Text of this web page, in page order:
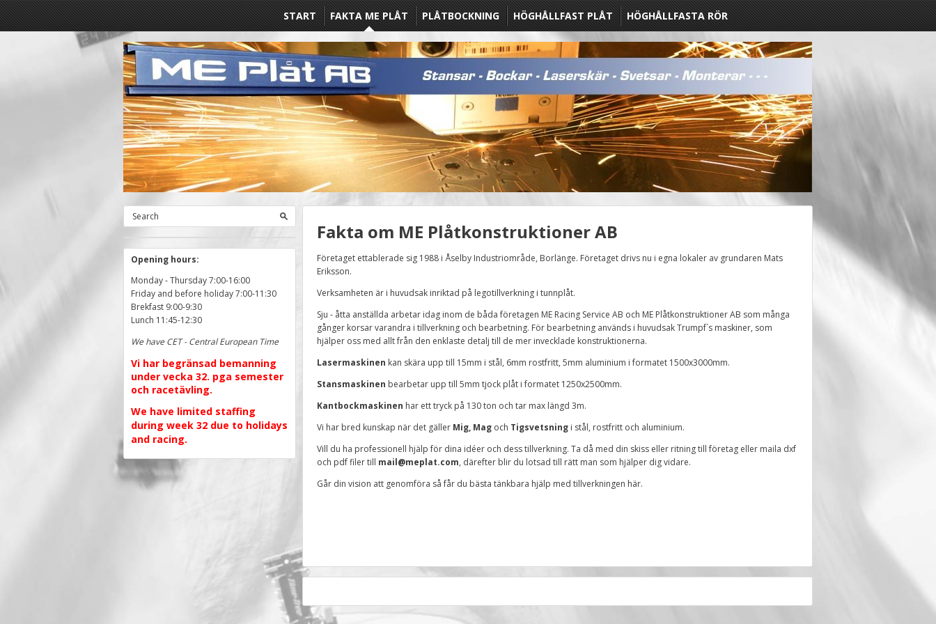
START FAKTA ME PLÅT PLÅTBOCKNING HÖGHÅLLFAST PLÅT HÖGHÅLLFASTA RÖR
Opening hours:
Monday - Thursday 7:00-16:00
Friday and before holiday 7:00-11:30
Brekfast 9:00-9:30
Lunch 11:45-12:30
We have CET - Central European Time
Vi har begränsad bemanning
under vecka 32. pga semester
och racetävling.
We have limited staffing
during week 32 due to holidays
and racing.
Fakta om ME Plåtkonstruktioner AB
Företaget ettablerade sig 1988 i Åselby Industriområde, Borlänge. Företaget drivs nu i egna lokaler av grundaren Mats
Eriksson.
Verksamheten är i huvudsak inriktad på legotillverkning i tunnplåt.
Sju - åtta anställda arbetar idag inom de båda företagen ME Racing Service AB och ME Plåtkonstruktioner AB som många
gånger korsar varandra i tillverkning och bearbetning. För bearbetning används i huvudsak Trumpf´s maskiner, som
hjälper oss med allt från den enklaste detalj till de mer invecklade konstruktionerna.
Lasermaskinen kan skära upp till 15mm i stål, 6mm rostfritt, 5mm aluminium i formatet 1500x3000mm.
Stansmaskinen bearbetar upp till 5mm tjock plåt i formatet 1250x2500mm.
Kantbockmaskinen har ett tryck på 130 ton och tar max längd 3m.
Vi har bred kunskap när det gäller Mig, Mag och Tigsvetsning i stål, rostfritt och aluminium.
Vill du ha professionell hjälp för dina idéer och dess tillverkning. Ta då med din skiss eller ritning till företag eller maila dxf
och pdf filer till mail@meplat.com, därefter blir du lotsad till rätt man som hjälper dig vidare.
Går din vision att genomföra så får du bästa tänkbara hjälp med tillverkningen här.